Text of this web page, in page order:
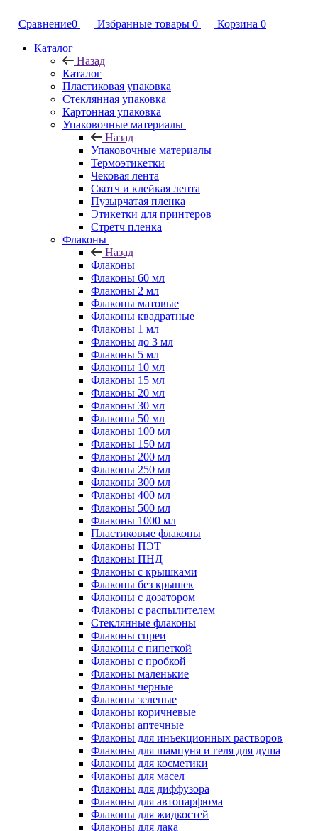
Сравнение0 Избранные товары 0 Корзина 0
Каталог
Назад
Каталог
Пластиковая упаковка
Стеклянная упаковка
Картонная упаковка
Упаковочные материалы
Назад
Упаковочные материалы
Термоэтикетки
Чековая лента
Скотч и клейкая лента
Пузырчатая пленка
Этикетки для принтеров
Стретч пленка
Флаконы
Назад
Флаконы
Флаконы 60 мл
Флаконы 2 мл
Флаконы матовые
Флаконы квадратные
Флаконы 1 мл
Флаконы до 3 мл
Флаконы 5 мл
Флаконы 10 мл
Флаконы 15 мл
Флаконы 20 мл
Флаконы 30 мл
Флаконы 50 мл
Флаконы 100 мл
Флаконы 150 мл
Флаконы 200 мл
Флаконы 250 мл
Флаконы 300 мл
Флаконы 400 мл
Флаконы 500 мл
Флаконы 1000 мл
Пластиковые флаконы
Флаконы ПЭТ
Флаконы ПНД
Флаконы с крышками
Флаконы без крышек
Флаконы с дозатором
Флаконы с распылителем
Стеклянные флаконы
Флаконы cпреи
Флаконы с пипеткой
Флаконы с пробкой
Флаконы маленькие
Флаконы черные
Флаконы зеленые
Флаконы коричневые
Флаконы аптечные
Флаконы для инъекционных растворов
Флаконы для шампуня и геля для душа
Флаконы для косметики
Флаконы для масел
Флаконы для диффузора
Флаконы для автопарфюма
Флаконы для жидкостей
Флаконы для лака